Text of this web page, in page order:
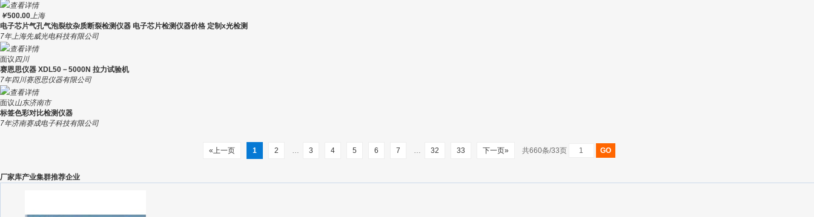
查看详情
￥500.00上海
电子芯片气孔气泡裂纹杂质断裂检测仪器 电子芯片检测仪器价格 定制x光检测
7年上海先威光电科技有限公司
查看详情
面议四川
赛恩思仪器 XDL50－5000N 拉力试验机
7年四川赛恩思仪器有限公司
查看详情
面议山东济南市
标签色彩对比检测仪器
7年济南赛成电子科技有限公司
«上一页 1 2 … 3 4 5 6 7 … 32 33 下一页» 共660条/33页
厂家库产业集群推荐企业